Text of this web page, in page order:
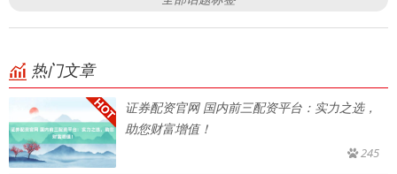
热门文章
证券配资官网 国内前三配资平台：实力之选，
助您财富增值！
245